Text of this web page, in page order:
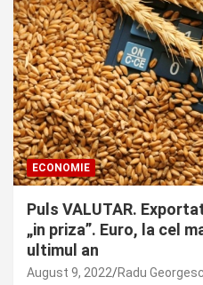
ECONOMIE
Puls VALUTAR.
„in priza”. Euro, la cel
ultimul an
August 9, 2022 Radu